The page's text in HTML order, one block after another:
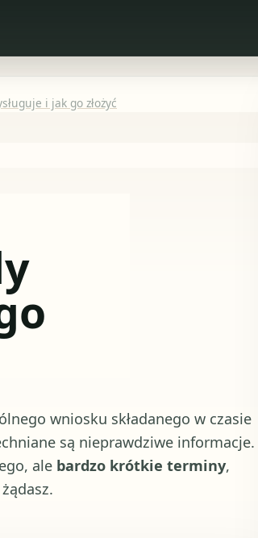
i jak go złożyć
wniosku składanego w czasie
są nieprawdziwe informacje.
ale bardzo krótkie terminy,